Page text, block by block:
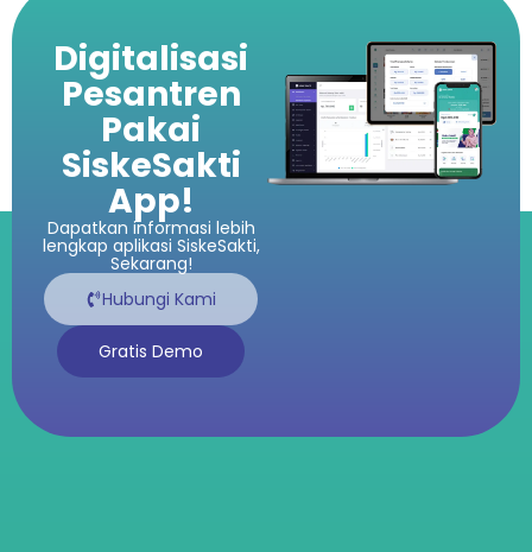
Digitalisasi
Pesantren
Pakai
SiskeSakti
App!
Dapatkan informasi lebih
lengkap aplikasi SiskeSakti,
Sekarang!
Hubungi Kami
Gratis Demo